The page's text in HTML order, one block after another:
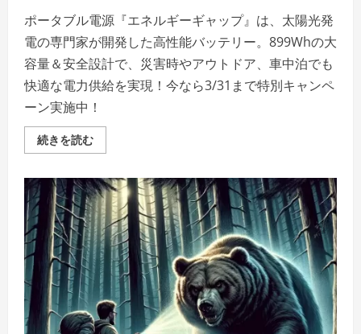
の
詳
細
を
ご
覧
く
だ
さ
い
ポータブル電源『エネルギーギャップ』は、太陽光発
電の専門家が開発した高性能バッテリー。899Whの大
容量＆安全設計で、災害時やアウトドア、車中泊でも
快適な電力供給を実現！今なら3/31まで特別キャンペ
ーン実施中！
続きを読むポ
ー
ル
電
源
『エ
ネ
ル
ギ
ー
ギ
ャ
ッ
プ』
電
源